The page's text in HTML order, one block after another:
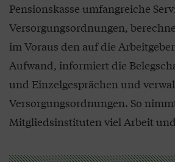
Pensionskasse umfangreiche
Versorgungsordnungen,
im Voraus den auf die
Aufwand, informiert die
und Einzelgesprächen und
Versorgungsordnungen. So
Mitgliedsinstituten viel Arbeit